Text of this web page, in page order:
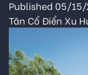
Published 05/15/
Tân Cổ Điển Xu